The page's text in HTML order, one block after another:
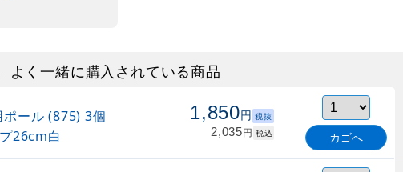
よく一緒に購入されている商品
ポール (875) 3個
26cm白
1,850円 税抜
2,035円 税込 カゴへ